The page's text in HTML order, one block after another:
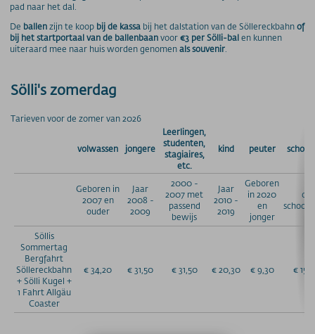
pad naar het dal.
De ballenzijn te koop bij de kassa bij het dalstation van de Söllereckbahnof
bij het startportaal van de ballenbaanvoor€3 per Sölli-balen kunnen
uiteraard mee naar huis worden genomenals souvenir
Sölli's zomerdag
Tarieven voor de zomer van 2026
volwassen jongere
Leerlingen,
studenten,
stagiaires,
etc.
kind peuter
Geboren in
2007 en
ouder
Jaar
2008 -
2009
2000 -
2007 met
passend
bewijs
Jaar
2010 -
2019
Geboren
in 2020
en
jonger
op
Söllis
Sommertag
Bergfahrt
Söllereckbahn
+ Sölli Kugel +
1 Fahrt Allgäu
Coaster
€ 34,20 € 31,50 € 31,50 € 20,30 € 9,30 €